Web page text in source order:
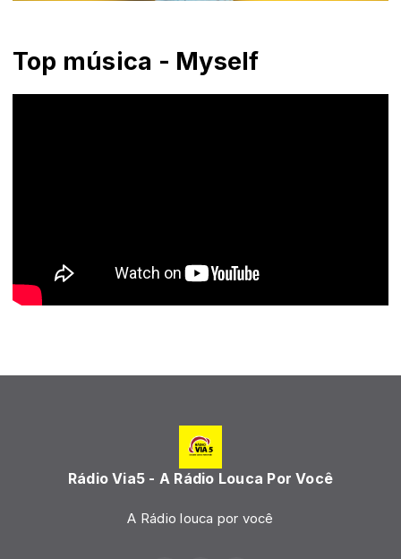
Top música - Myself
Rádio Via5 - A Rádio Louca Por Você
A Rádio louca por você